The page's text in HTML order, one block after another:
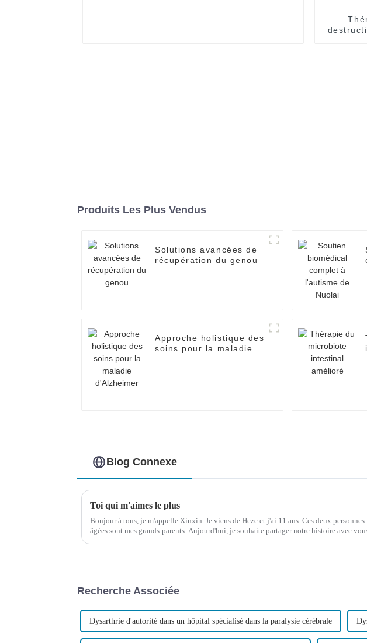
Produits Les Plus Vendus
Solutions avancées de
récupération du genou
Approche holistique des
soins pour la maladie
Blog Connexe
Toi qui m'aimes le plus
Bonjour à tous, je m'appelle Xinxin. Je viens de Heze et j'ai 11 ans. Ces deux personnes
âgées sont mes grands-parents. Aujourd'hui, je souhaite partager notre histoire avec
Recherche Associée
Dysarthrie d'autorité dans un hôpital spécialisé dans la paralysie cérébrale